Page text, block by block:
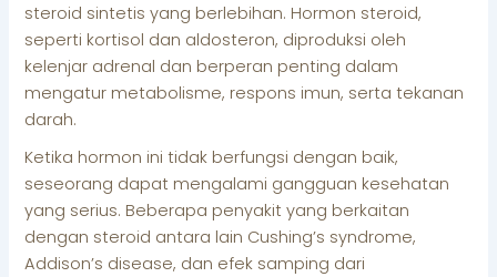
steroid sintetis yang berlebihan. Hormon steroid,
seperti kortisol dan aldosteron, diproduksi oleh
kelenjar adrenal dan berperan penting dalam
mengatur metabolisme, respons imun, serta tekanan
darah.
Ketika hormon ini tidak berfungsi dengan baik,
seseorang dapat mengalami gangguan kesehatan
yang serius. Beberapa penyakit yang berkaitan
dengan steroid antara lain Cushing’s syndrome,
Addison’s disease, dan efek samping dari